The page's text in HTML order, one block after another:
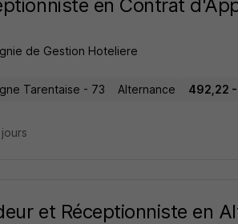
en Contrat
de Gestion Hoteliere
Tarentaise - 73 Alternance 492,22 -
et Réceptionniste en